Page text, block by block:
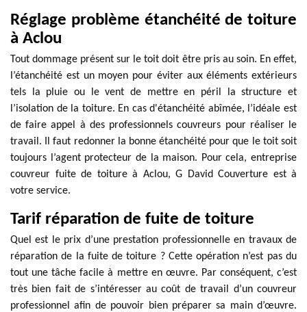
Réglage problème étanchéité de toiture
à Aclou
Tout dommage présent sur le toit doit être pris au soin. En effet,
l’étanchéité est un moyen pour éviter aux éléments extérieurs
tels la pluie ou le vent de mettre en péril la structure et
l’isolation de la toiture. En cas d'étanchéité abîmée, l’idéale est
de faire appel à des professionnels couvreurs pour réaliser le
travail. Il faut redonner la bonne étanchéité pour que le toit soit
toujours l’agent protecteur de la maison. Pour cela, entreprise
couvreur fuite de toiture à Aclou, G David Couverture est à
votre service.
Tarif réparation de fuite de toiture
Quel est le prix d’une prestation professionnelle en travaux de
réparation de la fuite de toiture ? Cette opération n’est pas du
tout une tâche facile à mettre en œuvre. Par conséquent, c’est
très bien fait de s’intéresser au coût de travail d’un couvreur
professionnel afin de pouvoir bien préparer sa main d’œuvre.